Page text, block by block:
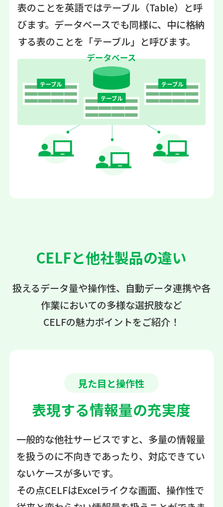
表のことを英語ではテーブル（Table）と呼
びます。 データベースでも同様に、中に格納
する表のことを「テーブル」と呼びます。
CELFと他社製品の違い
扱えるデータ量や操作性、自動データ連携や各
作業においての多様な選択肢など
CELFの魅力ポイントをご紹介！
見た目と操作性
表現する情報量の充実度
一般的な他社サービスですと、多量の情報量
を扱うのに不向きであったり、対応できてい
ないケースが多いです。
その点CELFはExcelライクな画面、操作性で